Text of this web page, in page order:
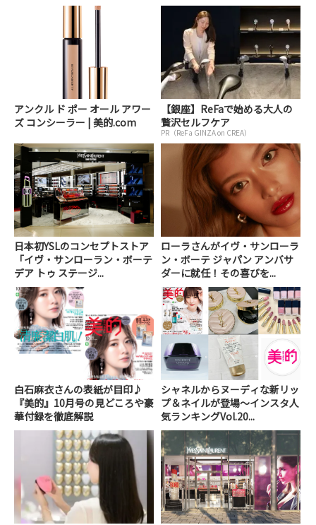
アンクル ド ポー オール アワー
ズ コンシーラー | 美的.com
【銀座】ReFaで始める大人の
贅沢セルフケア
PR（ReFa GINZA on CREA）
日本初YSLのコンセプトストア
「イヴ・サンローラン・ボーテ
デア トゥ ステージ...
ローラさんがイヴ・サンローラ
ン・ボーテ ジャパン アンバサ
ダーに就任！その喜びを...
白石麻衣さんの表紙が目印♪
『美的』10月号の見どころや豪
華付録を徹底解説
シャネルからヌーディな新リッ
プ＆ネイルが登場～インスタ人
気ランキングVol.20...